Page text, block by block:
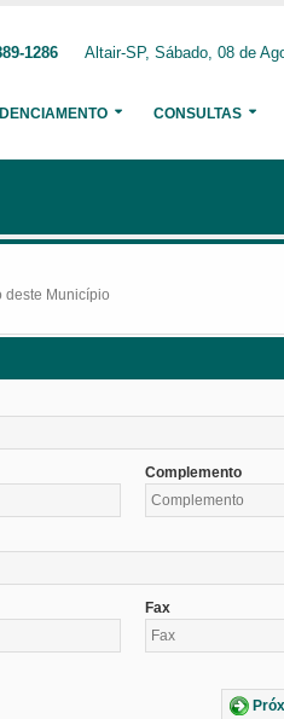
1286 Altair-SP, Sábado, 08 de
CONSULTAS
deste Município
Complemento
Fax